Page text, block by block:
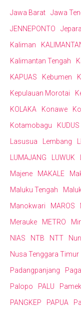
Jawa Barat
Jawa
JENNEPONTO
Jepara
Kaliman
Kalimantan Tengah
KAPUAS
Kebumen
Kepulauan Morotai
KOLAKA
Konawe
Kotamobagu
KUDUS
Lasusua
Lembang
LUMAJANG
LUWUK
Majene
MAKALE
Maluku Tengah
Manokwari
MAROS
Merauke
METRO
NIAS
NTB NTT
Nusa Tenggara Timur
Padangpanjang
Palopo
PALU
PANGKEP
PAPUA